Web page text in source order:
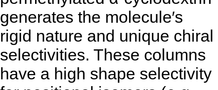
generates the molecule′s
rigid nature and unique chiral
selectivities. These columns
have a high shape selectivity